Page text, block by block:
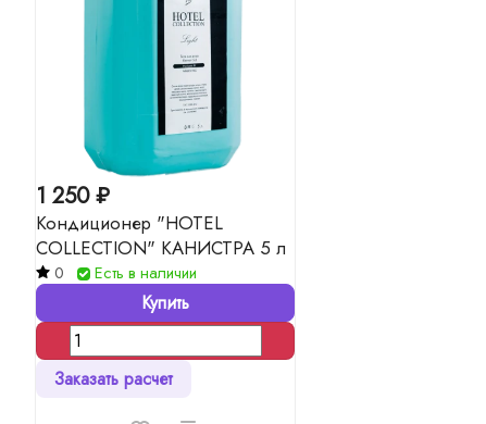
1 250 ₽
Кондиционер "HOTEL
COLLECTION" КАНИСТРА 5 л
0 Есть в наличии
Купить
Заказать расчет